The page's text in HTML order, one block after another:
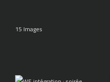
15 Images